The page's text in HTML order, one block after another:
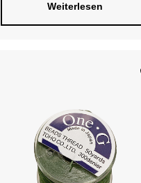
Weiterlesen